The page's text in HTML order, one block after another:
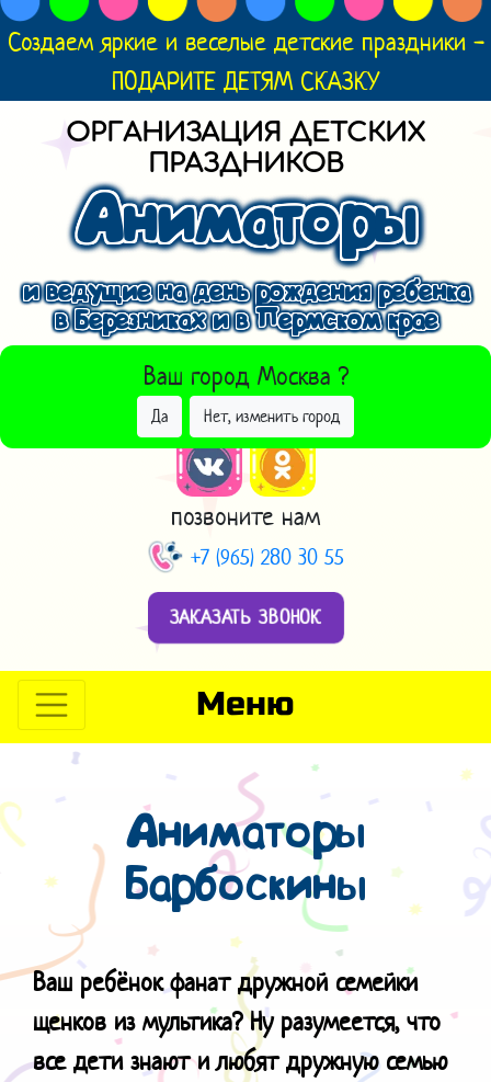
Создаем яркие и веселые детские праздники -
ПОДАРИТЕ ДЕТЯМ СКАЗКУ
ОРГАНИЗАЦИЯ ДЕТСКИХ
ПРАЗДНИКОВ
Аниматоры
и ведущие на день рождения ребенка
в Березниках и в Пермском крае
Ваш город Москва ?
Да Нет, изменить город
ВЫБРАТЬ ДРУГОЙ ГОРОД
позвоните нам
+7 (965) 280 30 55
ЗАКАЗАТЬ ЗВОНОК
Меню
Аниматоры
Барбоскины
Ваш ребёнок фанат дружной семейки
щенков из мультика? Ну разумеется, что
все дети знают и любят дружную семью